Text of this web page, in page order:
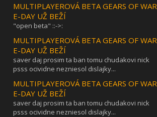
MULTIPLAYEROVÁ BETA GEARS OF WAR
E-DAY UŽ BEŽÍ
"open beta" ::->:
MULTIPLAYEROVÁ BETA GEARS OF WAR
E-DAY UŽ BEŽÍ
saver daj prosim ta ban tomu chudakovi nick
psss ocividne nezniesol dislajky...
MULTIPLAYEROVÁ BETA GEARS OF WAR
E-DAY UŽ BEŽÍ
saver daj prosim ta ban tomu chudakovi nick
psss ocividne nezniesol dislajky...